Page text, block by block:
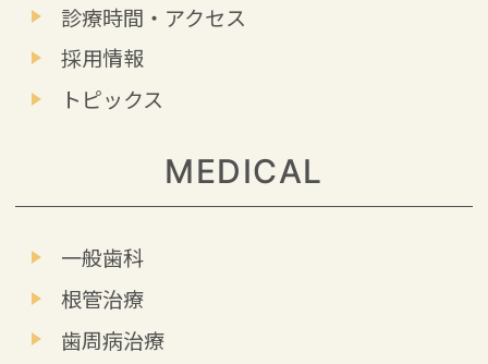
診療時間・アクセス
採用情報
トピックス
MEDICAL
一般歯科
根管治療
歯周病治療